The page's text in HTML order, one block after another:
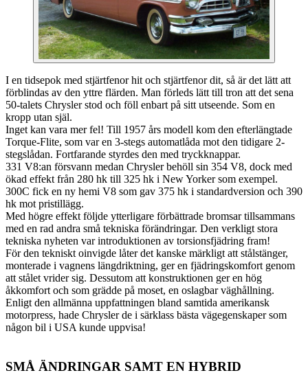
I en tidsepok med stjärtfenor hit och stjärtfenor dit, så är det lätt att
förblindas av den yttre flärden. Man förleds lätt till tron att det sena
50-talets Chrysler stod och föll enbart på sitt utseende. Som en
kropp utan själ.
Inget kan vara mer fel! Till 1957 års modell kom den efterlängtade
Torque-Flite, som var en 3-stegs automatlåda mot den tidigare 2-
stegslådan. Fortfarande styrdes den med tryckknappar.
331 V8:an försvann medan Chrysler behöll sin 354 V8, dock med
ökad effekt från 280 hk till 325 hk i New Yorker som exempel.
300C fick en ny hemi V8 som gav 375 hk i standardversion och 390
hk mot pristillägg.
Med högre effekt följde ytterligare förbättrade bromsar tillsammans
med en rad andra små tekniska förändringar. Den verkligt stora
tekniska nyheten var introduktionen av torsionsfjädring fram!
För den tekniskt oinvigde låter det kanske märkligt att stålstänger,
monterade i vagnens längdriktning, ger en fjädringskomfort genom
att stålet vrider sig. Dessutom att konstruktionen ger en hög
åkkomfort och som grädde på moset, en oslagbar väghållning.
Enligt den allmänna uppfattningen bland samtida amerikansk
motorpress, hade Chrysler de i särklass bästa vägegenskaper som
någon bil i USA kunde uppvisa!
SMÅ ÄNDRINGAR SAMT EN HYBRID